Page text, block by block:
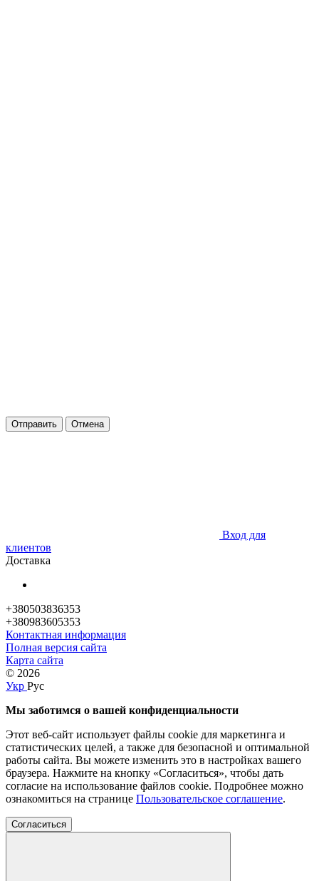
Отправить Отмена
Вход для
клиентов
Доставка
+380503836353
+380983605353
Контактная информация
Полная версия сайта
Карта сайта
© 2026
Укр Рус
Мы заботимся о вашей конфиденциальности
Этот веб-сайт использует файлы cookie для маркетинга и
статистических целей, а также для безопасной и оптимальной
работы сайта. Вы можете изменить это в настройках вашего
браузера. Нажмите на кнопку «Согласиться», чтобы дать
согласие на использование файлов cookie. Подробнее можно
ознакомиться на странице Пользовательское соглашение.
Согласиться